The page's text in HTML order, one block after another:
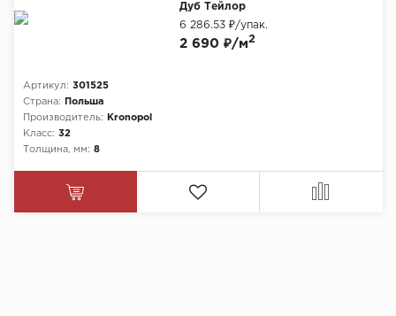
Дуб Тейлор
Артикул: 301525
Страна:
Польша
Производитель:
Kronopol
Класс: 32
Толщина, мм: 8
2 690 ₽/м2
6 286.53 ₽/упак.